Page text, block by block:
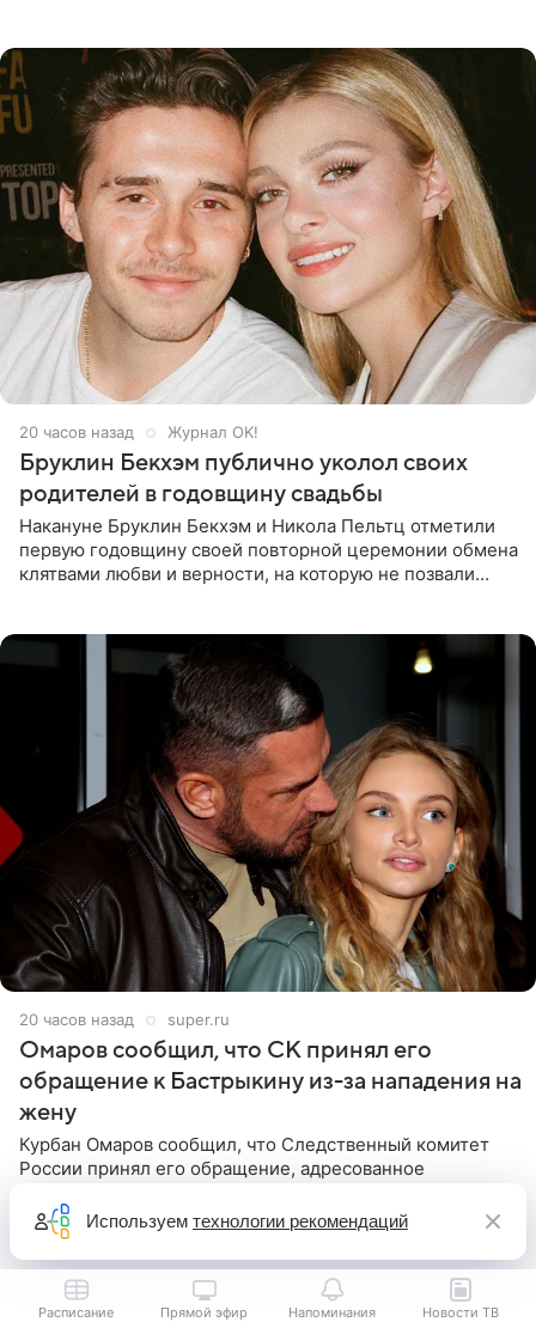
20 часов назад Журнал OK!
Бруклин Бекхэм публично уколол своих
родителей в годовщину свадьбы
Накануне Бруклин Бекхэм и Никола Пельтц отметили
первую годовщину своей повторной церемонии обмена
клятвами любви и верности, на которую не позвали
20 часов назад super.ru
Омаров сообщил, что СК принял его
обращение к Бастрыкину из-за нападения на
жену
Курбан Омаров сообщил, что Следственный комитет
России принял его обращение, адресованное
Бизнесмен опубликовал ответ Информационного
центра СК в личном блоге. В
Расписание Прямой эфир Напоминания Новости ТВ
Используем технологии рекомендаций